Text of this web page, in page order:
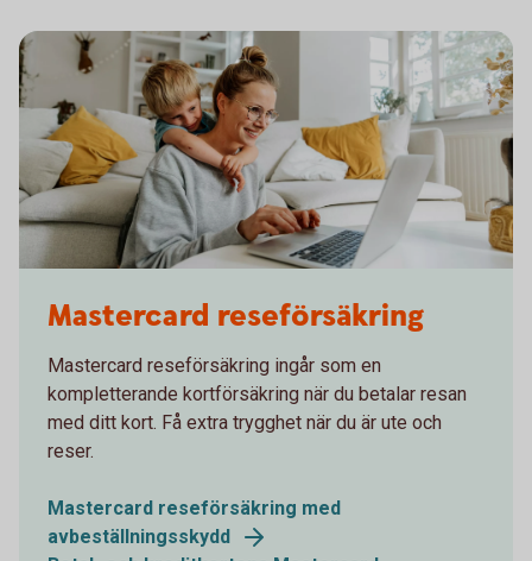
Mastercard reseförsäkring
Mastercard reseförsäkring ingår som en
kompletterande kortförsäkring när du betalar resan
med ditt kort. Få extra trygghet när du är ute och
reser.
Mastercard reseförsäkring med
avbeställningsskydd